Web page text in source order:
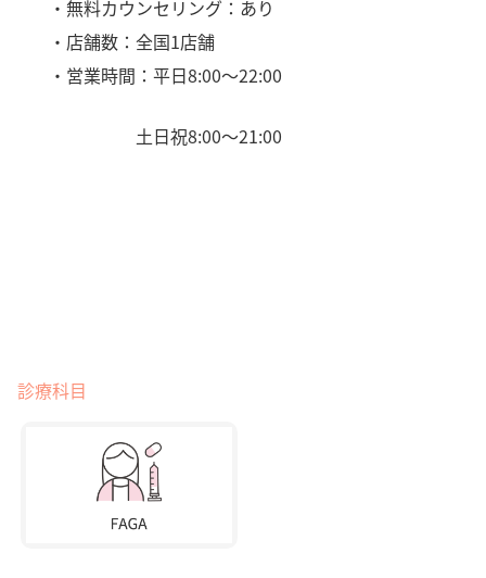
・無料カウンセリング：あり
・店舗数：全国1店舗
・営業時間：平日8:00〜22:00
土日祝8:00〜21:00
診療科目